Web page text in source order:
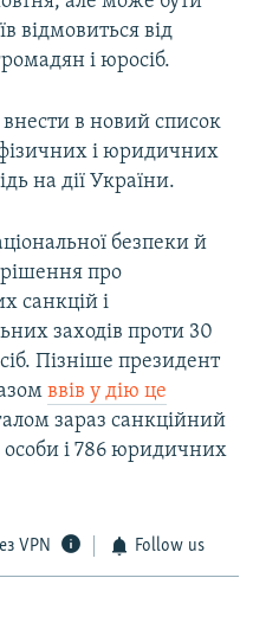
відмовиться від
і юросіб.
внести в новий список
і юридичних
на дії України.
безпеки й
про
санкцій і
заходів проти 30
Пізніше президент
ввів у дію це
зараз санкційний
особи і 786 юридичних
VPN Follow us